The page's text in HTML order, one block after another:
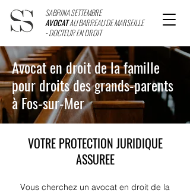
SABRINA SETTEMBRE
AVOCATAU BARREAU DE MARSEILLE
- DOCTEUR EN DROIT
Avocat en droit de la famille
pour droits des grands-parents
à Fos-sur-Mer
VOTRE PROTECTION JURIDIQUE
ASSUREE
Vous cherchez un avocat en droit de la